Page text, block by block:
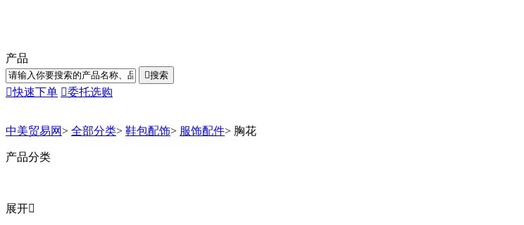
产品
搜索
快速下单 委托选购
中美贸易网> 全部分类> 鞋包配饰> 服饰配件> 胸花
产品分类
展开